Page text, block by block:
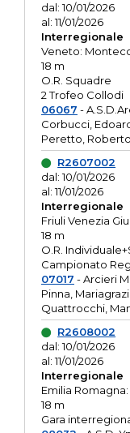
dal: 10/01/2026
al: 11/01/2026
Interregionale
Veneto:
18 m
O.R. Squadre
2 Trofeo Collodi
06067 -
Corbucci,
Peretto, Roberto
R2607002
dal: 10/01/2026
al: 11/01/2026
Interregionale
Friuli Venezia
18 m
O.R.
Campionato
07017 - Arcieri
Pinna,
Quattrocchi,
R2608002
dal: 10/01/2026
al: 11/01/2026
Interregionale
Emilia
18 m
Gara